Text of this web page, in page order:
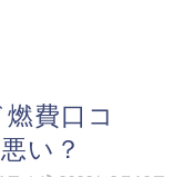
費口コ
い？